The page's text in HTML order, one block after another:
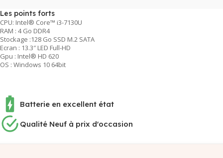
Les points forts
CPU: Intel® Core™ i3-7130U
RAM : 4 Go DDR4
Stockage :128 Go SSD M.2 SATA
Ecran : 13.3″ LED Full-HD
Gpu : Intel® HD 620
OS : Windows 10 64bit
Batterie en excellent état
Qualité Neuf à prix d'occasion